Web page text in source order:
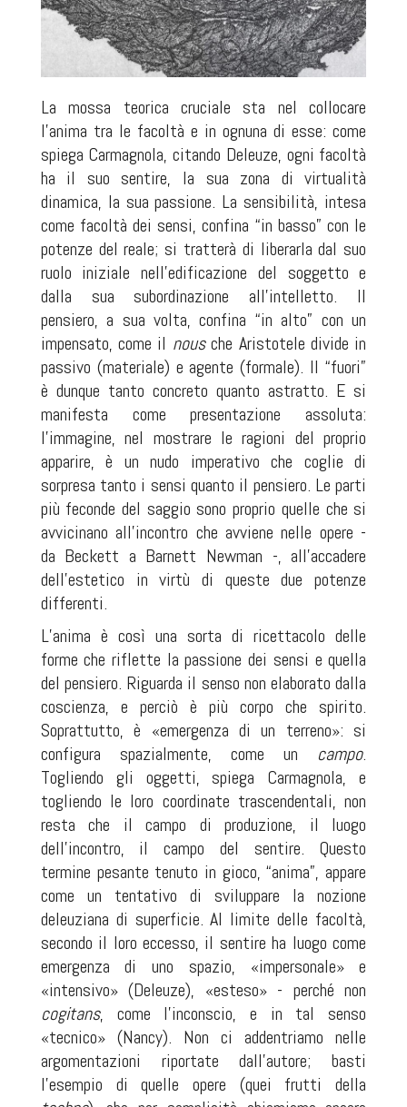
La mossa teorica cruciale sta nel collocare
l’anima tra le facoltà e in ognuna di esse: come
spiega Carmagnola, citando Deleuze, ogni facoltà
ha il suo sentire, la sua zona di virtualità
dinamica, la sua passione. La sensibilità, intesa
come facoltà dei sensi, confina “in basso” con le
potenze del reale; si tratterà di liberarla dal suo
ruolo iniziale nell’edificazione del soggetto e
dalla sua subordinazione all’intelletto. Il
pensiero, a sua volta, confina “in alto” con un
impensato, come il nousche Aristotele divide in
passivo (materiale) e agente (formale). Il “fuori”
è dunque tanto concreto quanto astratto. E si
manifesta come presentazione assoluta:
l’immagine, nel mostrare le ragioni del proprio
apparire, è un nudo imperativo che coglie di
sorpresa tanto i sensi quanto il pensiero. Le parti
più feconde del saggio sono proprio quelle che si
avvicinano all’incontro che avviene nelle opere -
da Beckett a Barnett Newman -, all’accadere
dell’estetico in virtù di queste due potenze
differenti.
L’anima è così una sorta di ricettacolo delle
forme che riflette la passione dei sensi e quella
del pensiero. Riguarda il senso non elaborato dalla
coscienza, e perciò è più corpo che spirito.
Soprattutto, è «emergenza di un terreno»: si
configura spazialmente, come un campo.
Togliendo gli oggetti, spiega Carmagnola, e
togliendo le loro coordinate trascendentali, non
resta che il campo di produzione, il luogo
dell’incontro, il campo del sentire. Questo
termine pesante tenuto in gioco, “anima”, appare
come un tentativo di sviluppare la nozione
deleuziana di superficie. Al limite delle facoltà,
secondo il loro eccesso, il sentire ha luogo come
emergenza di uno spazio, «impersonale» e
«intensivo» (Deleuze), «esteso» - perché non
cogitans, come l’inconscio, e in tal senso
«tecnico» (Nancy). Non ci addentriamo nelle
argomentazioni riportate dall’autore; basti
l’esempio di quelle opere (quei frutti della